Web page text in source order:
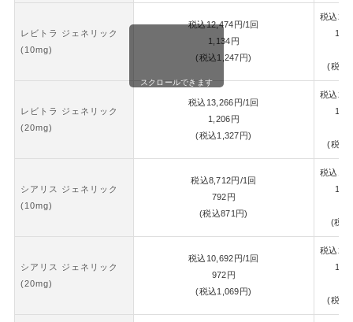
レビトラ ジェネリック
(10mg)
税込12,474円/1回
1,134円
(税込1,247円)
税込
1錠
(税込
レビトラ ジェネリック
(20mg)
税込 13,266円/1回
1,206円
(税込1,327円)
税込
1錠
(税込
シアリス ジェネリック
(10mg)
税込8,712円/1回
792円
(税込871 円)
税込
1錠
(税込
シアリス ジェネリック
(20mg)
税込 10,692円/1回
972円
(税込1,069円)
税込
1錠
(税込
スクロールできます